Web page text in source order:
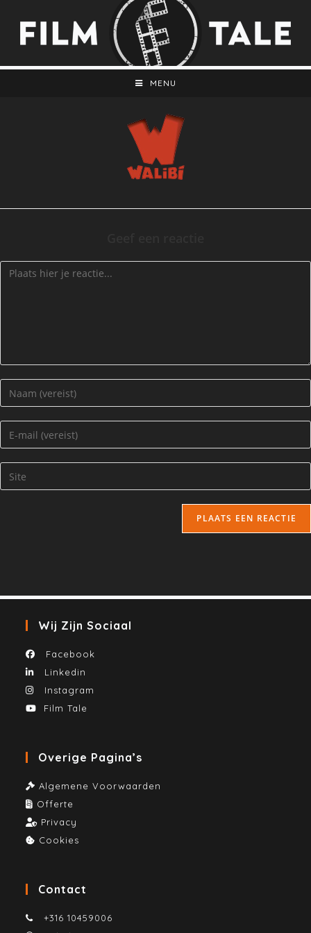
MENU
Wij Zijn Sociaal
Facebook
Linkedin
Instagram
Film Tale
Overige Pagina’s
Algemene Voorwaarden
Offerte
Privacy
Cookies
Contact
+316 10459006